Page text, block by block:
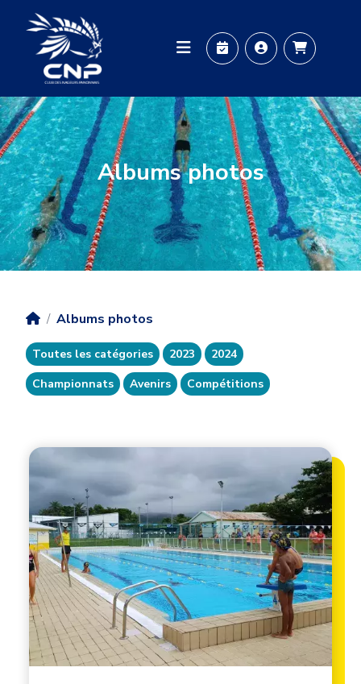
Aller au contenu principal
Image
Albums photos
Albums photos
Toutes les catégories 2023
2024
Championnats
Avenirs Compétitions
Image principale
Image